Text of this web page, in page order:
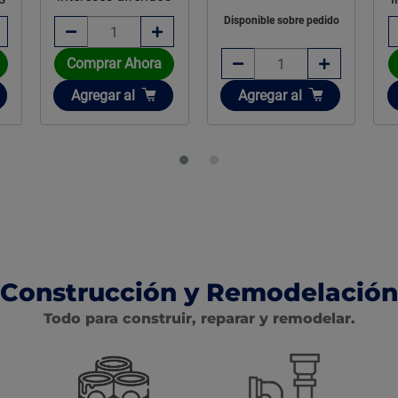
Comprar Ahora
Añadir
Agregar al
Disponible sobre pedido
Añadir
Agregar al
Construcción y Remodelación
Todo para construir, reparar y remodelar.